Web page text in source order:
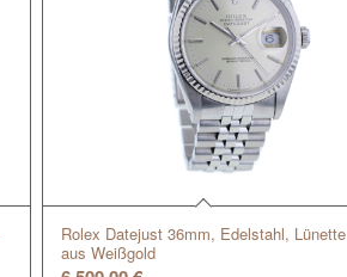
Rolex Datejust 36mm, Edelstahl, Lünette
aus Weißgold